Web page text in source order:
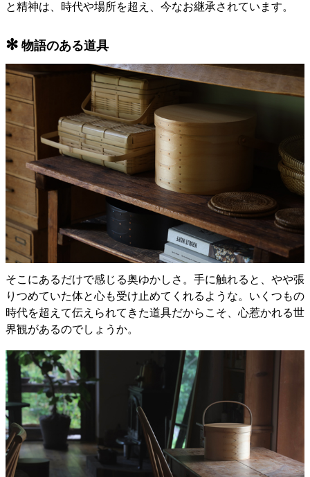
と精神は、時代や場所を超え、今なお継承されています。
✻ 物語のある道具
そこにあるだけで感じる奥ゆかしさ。手に触れると、やや張
りつめていた体と心も受け止めてくれるような。いくつもの
時代を超えて伝えられてきた道具だからこそ、心惹かれる世
界観があるのでしょうか。